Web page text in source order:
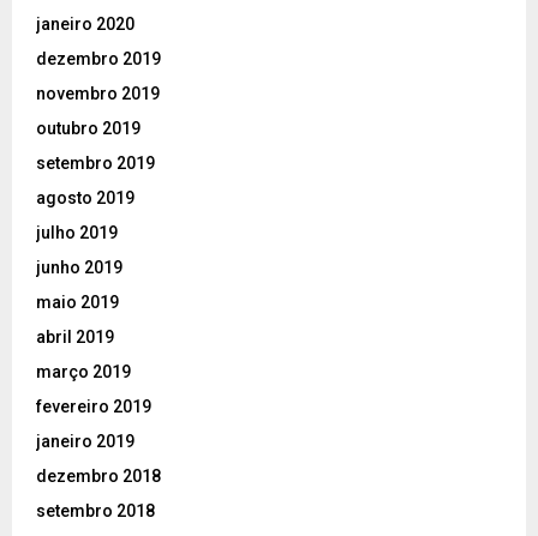
janeiro 2020
dezembro 2019
novembro 2019
outubro 2019
setembro 2019
agosto 2019
julho 2019
junho 2019
maio 2019
abril 2019
março 2019
fevereiro 2019
janeiro 2019
dezembro 2018
setembro 2018